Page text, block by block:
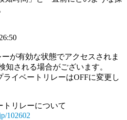
が有効な状態でアクセスされま
知される場合がございます。
イベートリレーはOFFに変更し
トリレーについて
102602